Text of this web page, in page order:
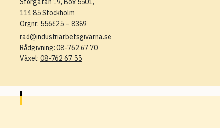
Storgatan 19, Box 5501,
114 85 Stockholm
Orgnr: 556625 – 8389
rad@industriarbetsgivarna.se
Rådgivning: 08-762 67 70
Växel: 08-762 67 55